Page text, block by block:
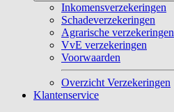
Inkomensverzekeringen
Schadeverzekeringen
Agrarische verzekeringen
VvE verzekeringen
Voorwaarden
Overzicht Verzekeringen
Klantenservice